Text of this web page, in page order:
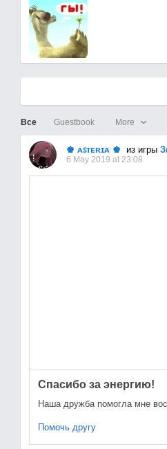
Все Guestbook More
♚ ᴀꜱᴛᴇʀɪᴀ ♚ из игры
6 May 2019 at 23:08
Спасибо за энергию!
Наша дружба помогла мне
Помочь другу